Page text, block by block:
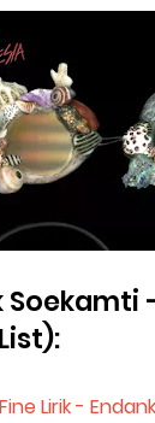
Soekamti
Lirik -